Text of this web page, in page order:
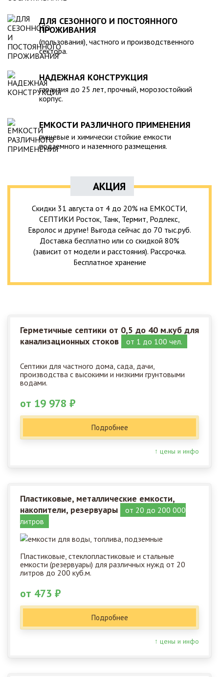
ДЛЯ СЕЗОННОГО И ПОСТОЯННОГО
ПРОЖИВАНИЯ
(пользования), частного и производственного
сектора.
НАДЕЖНАЯ КОНСТРУКЦИЯ
гарантия до 25 лет, прочный, морозостойкий
корпус.
ЕМКОСТИ РАЗЛИЧНОГО ПРИМЕНЕНИЯ
пищевые и химически стойкие емкости
подземного и наземного размещения.
АКЦИЯ
Скидки 31 августа от 4 до 20% на ЕМКОСТИ,
СЕПТИКИ Росток, Танк, Термит, Родлекс,
Евролос и другие! Выгода сейчас до 70 тыс.руб.
Доставка бесплатно или со скидкой 80%
(зависит от модели и расстояния). Рассрочка.
Бесплатное хранение
Герметичные септики от 0,5 до 40 м.куб для
канализационных стоков
от 1 до 100 чел.
Септики для частного дома, сада, дачи,
производства с высокими и низкими грунтовыми
водами.
от 19 978 ₽
Подробнее
↑ цены и инфо
Пластиковые, металлические емкости,
накопители, резервуары
от 20 до 200 000
литров
Пластиковые, стеклопластиковые и стальные
емкости (резервуары) для различных нужд от 20
литров до 200 куб.м.
от 473 ₽
Подробнее
↑ цены и инфо